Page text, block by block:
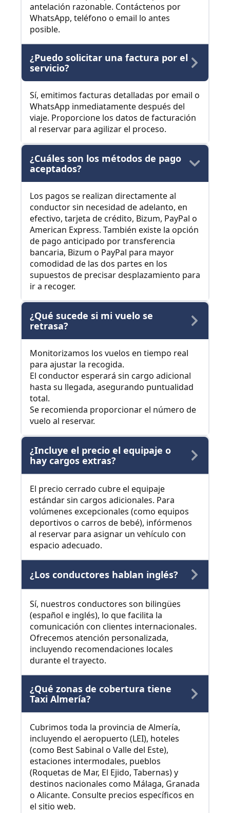
antelación razonable. Contáctenos por
WhatsApp, teléfono o email lo antes
posible.
¿Puedo solicitar una factura por el
servicio?
Sí, emitimos facturas detalladas por email o
WhatsApp inmediatamente después del
viaje. Proporcione los datos de facturación
al reservar para agilizar el proceso.
¿Cuáles son los métodos de pago
aceptados?
Los pagos se realizan directamente al
conductor sin necesidad de adelanto, en
efectivo, tarjeta de crédito, Bizum, PayPal o
American Express. También existe la opción
de pago anticipado por transferencia
bancaria, Bizum o PayPal para mayor
comodidad de las dos partes en los
supuestos de precisar desplazamiento para
ir a recoger.
¿Qué sucede si mi vuelo se
retrasa?
Monitorizamos los vuelos en tiempo real
para ajustar la recogida.
El conductor esperará sin cargo adicional
hasta su llegada, asegurando puntualidad
total.
Se recomienda proporcionar el número de
vuelo al reservar.
¿Incluye el precio el equipaje o
hay cargos extras?
El precio cerrado cubre el equipaje
estándar sin cargos adicionales. Para
volúmenes excepcionales (como equipos
deportivos o carros de bebé), infórmenos
al reservar para asignar un vehículo con
espacio adecuado.
¿Los conductores hablan inglés?
Sí, nuestros conductores son bilingües
(español e inglés), lo que facilita la
comunicación con clientes internacionales.
Ofrecemos atención personalizada,
incluyendo recomendaciones locales
durante el trayecto.
¿Qué zonas de cobertura tiene
Taxi Almería?
Cubrimos toda la provincia de Almería,
incluyendo el aeropuerto (LEI), hoteles
(como Best Sabinal o Valle del Este),
estaciones intermodales, pueblos
(Roquetas de Mar, El Ejido, Tabernas) y
destinos nacionales como Málaga, Granada
o Alicante. Consulte precios específicos en
el sitio web.